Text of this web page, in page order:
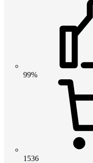
99%
1536